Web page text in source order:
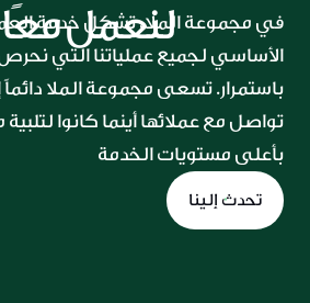
لنعمل معًا
بأعلى مستويات الخدمة
تحدث إلينا